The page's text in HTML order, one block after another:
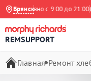
Брянскс 9:00 до 21:00
REMSUPPORT
Главная Ремонт